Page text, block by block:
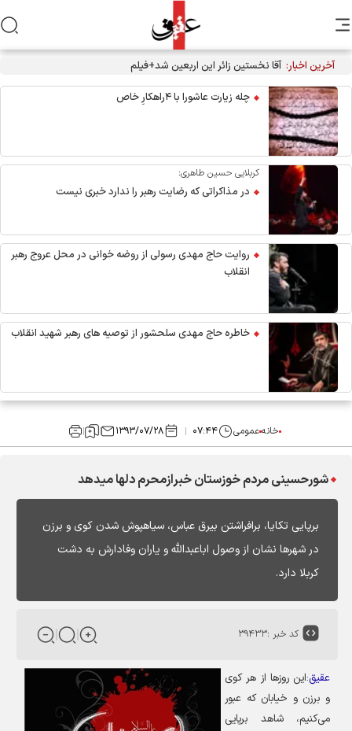
آخرین اخبار:
چله زیارت عاشورا با ۴راهکارِ خاص
کربلایی حسین طاهری:
در مذاکراتی که رضایت رهبر را ندارد خبری نیست
روایت حاج مهدی رسولی از روضه خوانی در محل عروج رهبر
انقلاب
خاطره حاج مهدی سلحشور از توصیه های رهبر شهید انقلاب
خانهعمومی ۰۷:۴۴ ۱۳۹۳/۰۷/۲۸
شورحسینی مردم خوزستان خبرازمحرم دلها میدهد
برپایی تکایا، برافراشتن بیرق عباس، سیاهپوش شدن کوی و برزن
در شهر‌ها نشان از وصول اباعبدالله و یاران وفادارش به دشت
کربلا دارد.
کد خبر :۳۹۴۳۳
عقیق:این روز‌ها از هر کوی
و برزن و خیابان که عبور
می‌کنیم، شاهد برپایی